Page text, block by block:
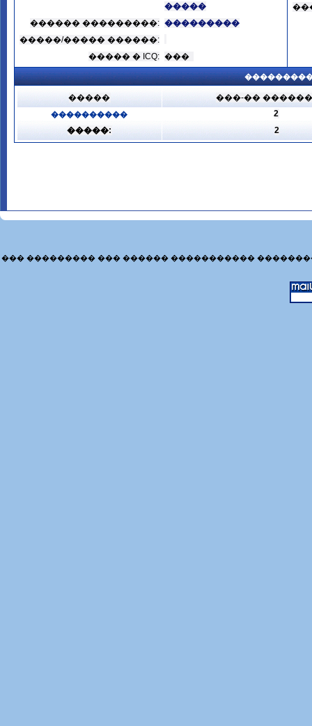
�����
������ ���������: ���������
�����/����� ������:
����� � ICQ: ���
����� ���-��
����������
2
�����:
2
��� ��������� ��� ������ �����������